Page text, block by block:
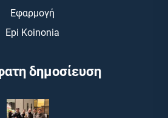
Εφαρμογή
Epi Koinonia
δημοσίευση